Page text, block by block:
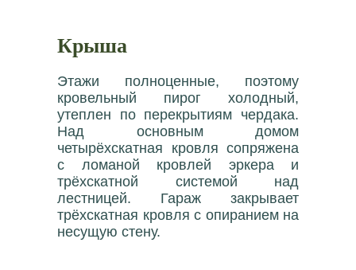
Крыша
Этажи полноценные, поэтому
кровельный пирог холодный,
утеплен по перекрытиям чердака.
Над основным домом
четырёхскатная кровля сопряжена
с ломаной кровлей эркера и
трёхскатной системой над
лестницей. Гараж закрывает
трёхскатная кровля с опиранием на
несущую стену.